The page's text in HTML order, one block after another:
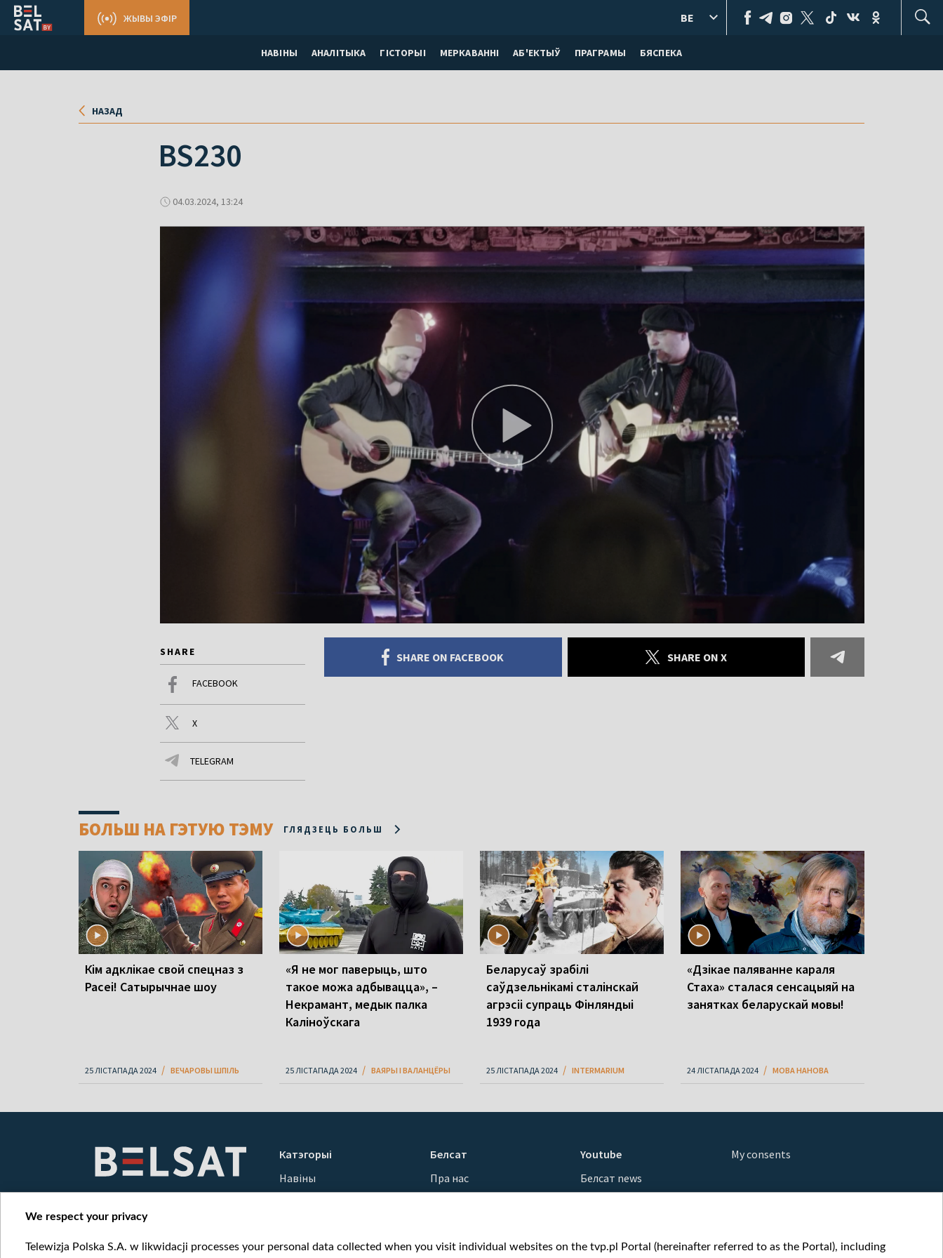
НАВІНЫ АНАЛІТЫКА ГІСТОРЫІ МЕРКАВАННI АБ'ЕКТЫЎ ПРАГРАМЫ БЯСПЕКА
ЖЫВЫ ЭФІР BE
НАЗАД
BS230
04.03.2024, 13:24
SHARE
FACEBOOK
X
TELEGRAM
SHARE ON FACEBOOK SHARE ON X
БОЛЬШ НА ГЭТУЮ ТЭМУ ГЛЯДЗЕЦЬ БОЛЬШ
Кім адклікае свой спецназ з
Расеі! Сатырычнае шоу
25 ЛІСТАПАДА 2024 ВЕЧАРОВЫ ШПІЛЬ
«Я не мог паверыць, што
такое можа адбывацца», –
Некрамант, медык палка
Каліноўскага
25 ЛІСТАПАДА 2024 ВАЯРЫ І ВАЛАНЦЁРЫ
Беларусаў зрабілі
саўдзельнікамі сталінскай
агрэсіі супраць Фінляндыі
1939 года
25 ЛІСТАПАДА 2024 INTERMARIUM
«Дзікае паляванне караля
Стаха» сталася сенсацыяй на
занятках беларускай мовы!
24 ЛІСТАПАДА 2024 МОВА НАНОВА
Катэгорыі
Навіны
Вайна
Белсат
Пра нас
Кантакты
Як нас глядзець
Youtube
Белсат news
Белсат Shorts
Belsat English
My consents
We respect your privacy
Telewizja Polska S.A. w likwidacji processes your personal data collected when you visit individual websites on the tvp.pl Portal (hereinafter referred to as the Portal), including